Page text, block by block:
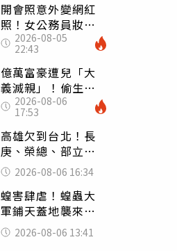
開會照意外變網紅
照！女公務員妝容
掀2千則留言 本人
怒嗆：化妝有錯嗎
2026-08-05
22:43
億萬富豪遭兒「大
義滅親」！偷生子
怕曝光 竟盜鄰居
身份辦假證落戶
2026-08-06
17:53
高雄欠到台北！長
庚、榮總、部立醫
院都受害 「醫療
暴力男」離譜紀錄
曝光
2026-08-06 16:34
蝗害肆虐！蝗蟲大
軍鋪天蓋地襲來宛
如末日 網驚：聖
經十災
2026-08-06 13:41